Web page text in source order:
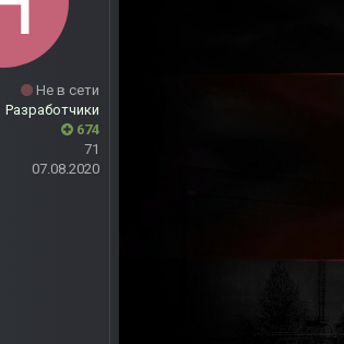
Не в сети
Разработчики
674
71
07.08.2020